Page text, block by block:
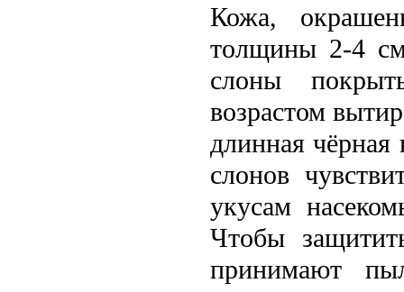
Кожа,
толщины 2-4
слоны
возрастом
длинная
слонов
укусам
Чтобы
принимают